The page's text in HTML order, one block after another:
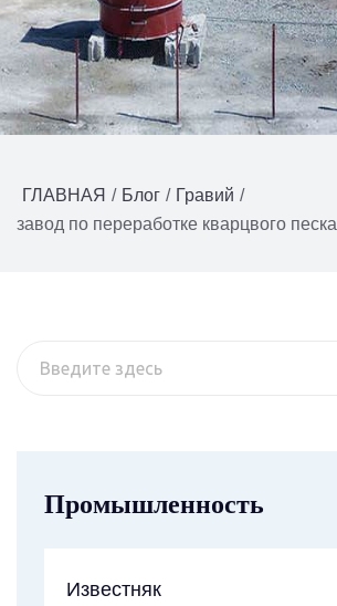
ГЛАВНАЯ / Блог / Гравий /
завод по переработке кварцвого песка
Промышленность
Известняк